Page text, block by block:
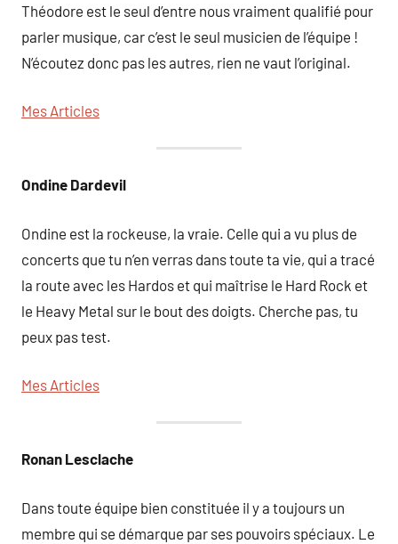
Théodore est le seul d’entre nous vraiment qualifié pour
parler musique, car c’est le seul musicien de l’équipe !
N’écoutez donc pas les autres, rien ne vaut l’original.
Mes Articles
Ondine Dardevil
Ondine est la rockeuse, la vraie. Celle qui a vu plus de
concerts que tu n’en verras dans toute ta vie, qui a tracé
la route avec les Hardos et qui maîtrise le Hard Rock et
le Heavy Metal sur le bout des doigts. Cherche pas, tu
peux pas test.
Mes Articles
Ronan Lesclache
Dans toute équipe bien constituée il y a toujours un
membre qui se démarque par ses pouvoirs spéciaux. Le